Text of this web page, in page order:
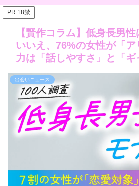
PR 18禁
【賢作コラム】低身長男
いいえ、76%の女性が「
力は「話しやすさ」と「ギ
出会いニュース